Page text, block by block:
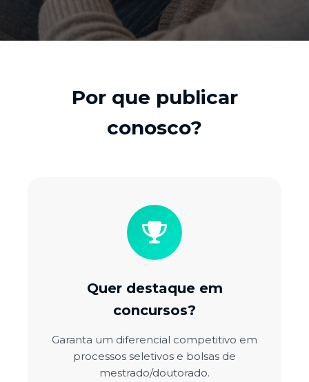
Por que publicar
conosco?
Quer destaque em
concursos?
Garanta um diferencial competitivo em
processos seletivos e bolsas de
mestrado/doutorado.